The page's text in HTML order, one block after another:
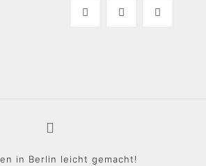
in Berlin leicht gemacht!